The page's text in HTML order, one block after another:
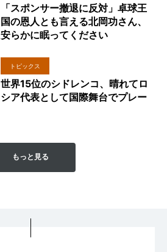
「スポンサー撤退に反対」卓球王
国の恩人とも言える北岡功さん、
安らかに眠ってください
トピックス
世界15位のシドレンコ、晴れてロ
シア代表として国際舞台でプレー
もっと見る